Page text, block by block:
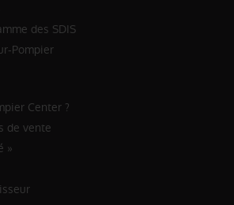
des SDIS
Pompier
Center ?
de vente
»